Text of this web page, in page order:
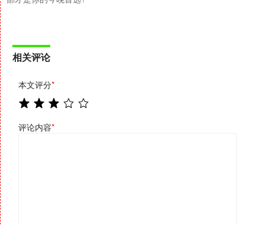
相关评论
本文评分*
评论内容*